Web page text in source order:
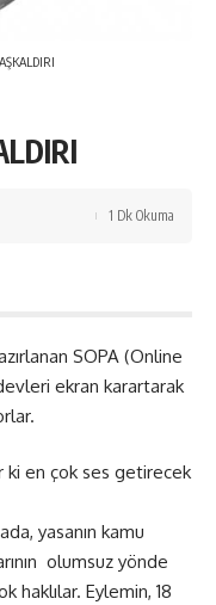
1 Dk Okuma
SOPA (Online
ekran karartarak
en çok ses getirecek
yasanın kamu
olumsuz yönde
haklılar. Eylemin, 18